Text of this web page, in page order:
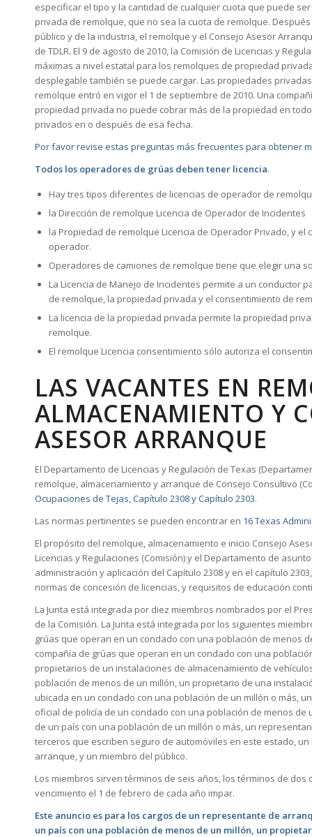
especificar el tipo y la cantidad de cualquier cuota que puede
privada de remolque, que no sea la cuota de remolque.
público y de la industria, el remolque y el Consejo Asesor
de TDLR. El 9 de agosto de 2010, la Comisión de Licencias y
máximas a nivel estatal para los remolques de propiedad
desplegable también se puede cargar. Las propiedades
remolque entró en vigor el 1 de septiembre de 2010. Una
propiedad privada no puede cobrar más de la propiedad en
privados en o después de esa fecha.
Por favor revise estas preguntas más frecuentes para obtener
Todos los operadores de grúas deben tener licencia.
Hay tres tipos diferentes de licencias de operador de
la Dirección de remolque Licencia de Operador de Incidentes
la Propiedad de remolque Licencia de Operador Privado, y
operador.
Operadores de camiones de remolque tiene que elegir una
La Licencia de Manejo de Incidentes permite a un conductor
de remolque, la propiedad privada y el consentimiento de
La licencia de la propiedad privada permite la propiedad
remolque.
El remolque Licencia consentimiento sólo autoriza el
LAS VACANTES EN
ALMACENAMIENTO Y
ASESOR ARRANQUE
El Departamento de Licencias y Regulación de Texas
remolque, almacenamiento y arranque de Consejo Consultivo
Ocupaciones de Tejas, Capítulo 2308 y Capítulo 2303.
Las normas pertinentes se pueden encontrar en 16 Texas
El propósito del remolque, almacenamiento e inicio Consejo
Licencias y Regulaciones (Comisión) y el Departamento de
administración y aplicación del Capítulo 2308 y en el capítulo
normas de concesión de licencias, y requisitos de educación
La Junta está integrada por diez miembros nombrados por el
de la Comisión. La Junta está integrada por los siguientes
grúas que operan en un condado con una población de menos
compañía de grúas que operan en un condado con una
propietarios de un instalaciones de almacenamiento de
población de menos de un millón, un propietario de una
ubicada en un condado con una población de un millón o más,
oficial de policía de un condado con una población de menos de
de un país con una población de un millón o más, un
terceros que escriben seguro de automóviles en este estado,
arranque, y un miembro del público.
Los miembros sirven términos de seis años, los términos de
vencimiento el 1 de febrero de cada año impar.
Este anuncio es para los cargos de un representante de
un país con una población de menos de un millón, un